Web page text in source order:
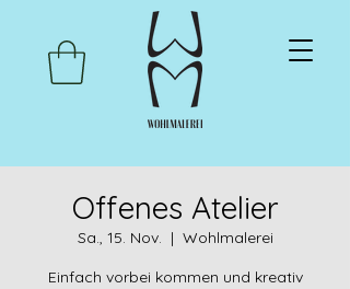
Offenes Atelier
Sa., 15. Nov.
  |
Wohlmalerei
Einfach vorbei kommen und kreativ